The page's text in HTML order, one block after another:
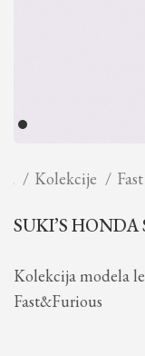
Kolekcije
SUKI’S HONDA
Kolekcija modela
Fast&Furious